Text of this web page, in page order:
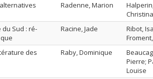
Radenne, Marion
Christina
du Sud : ré-
Racine, Jade
Ribot,
des
Raby, Dominique
Pierre;
Louise